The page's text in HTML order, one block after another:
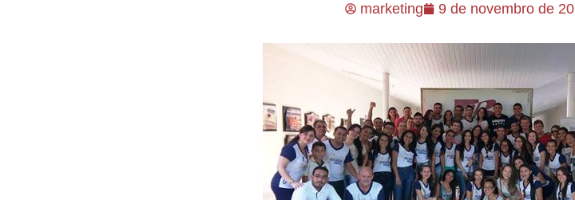
marketing 9 de novembro de